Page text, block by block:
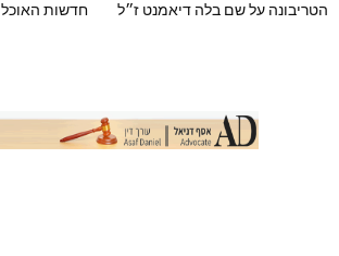
הטריבונה על שם בלה דיאמנט ז״ל חדשות האוכל